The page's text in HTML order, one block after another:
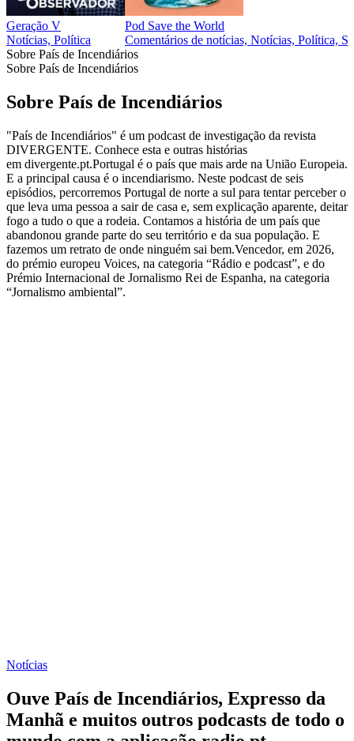
Geração V
Notícias, Política
Pod Save the World
Comentários de notícias, Notícias, Política,
Sobre País de Incendiários
Sobre País de Incendiários
Sobre País de Incendiários
"País de Incendiários" é um podcast de investigação da revista
DIVERGENTE. Conhece esta e outras histórias
em divergente.pt.Portugal é o país que mais arde na União Europeia.
E a principal causa é o incendiarismo. Neste podcast de seis
episódios, percorremos Portugal de norte a sul para tentar perceber o
que leva uma pessoa a sair de casa e, sem explicação aparente, deitar
fogo a tudo o que a rodeia. Contamos a história de um país que
abandonou grande parte do seu território e da sua população. E
fazemos um retrato de onde ninguém sai bem.Vencedor, em 2026,
do prémio europeu Voices, na categoria “Rádio e podcast”, e do
Prémio Internacional de Jornalismo Rei de Espanha, na categoria
“Jornalismo ambiental”.
Notícias
Ouve País de Incendiários, Expresso da
Manhã e muitos outros podcasts de todo o